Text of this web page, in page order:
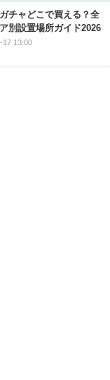
チャどこで買える？全
別設置場所ガイド2026
17 13:00